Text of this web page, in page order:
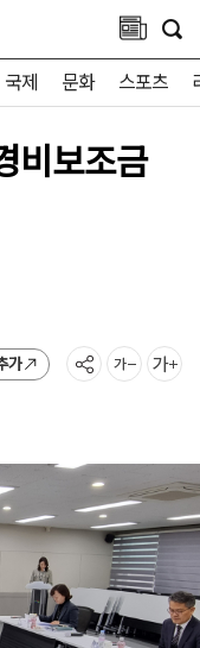
국제 문화 스포츠
비보조금
가